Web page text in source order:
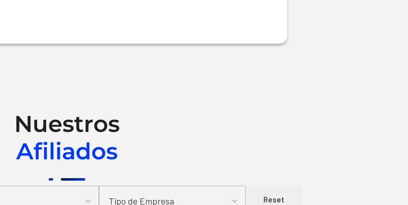
Nuestros
Afiliados
Reset